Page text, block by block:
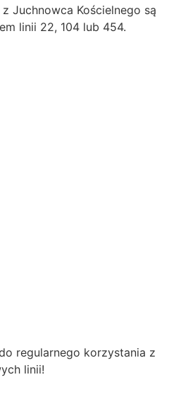
Juchnowca Kościelnego są
linii 22, 104 lub 454.
regularnego korzystania z
linii!